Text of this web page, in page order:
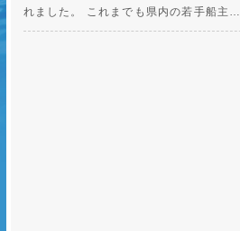
れました。 これまでも県内の若手船主…